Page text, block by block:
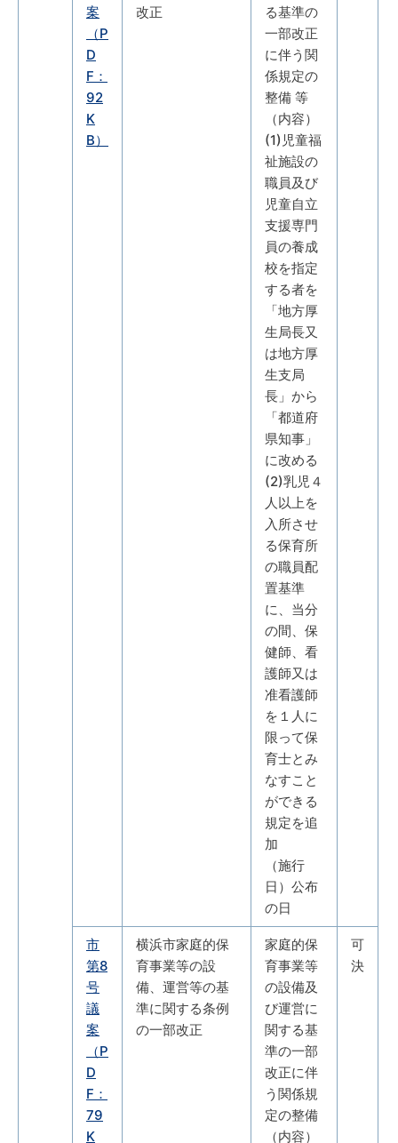
案
（P
D
F：
92
K
B）
改正
る基準の
一部改正
に伴う関
係規定の
整備 等
（内容）
(1)児童福
祉施設の
職員及び
児童自立
支援専門
員の養成
校を指定
する者を
「地方厚
生局長又
は地方厚
生支局
長」から
「都道府
県知事」
に改める
(2)乳児４
人以上を
入所させ
る保育所
の職員配
置基準
に、当分
の間、保
健師、看
護師又は
准看護師
を１人に
限って保
育士とみ
なすこと
ができる
規定を追
加
（施行
日）公布
の日
市
第8
号
議
案
（P
D
F：
79
K
横浜市家庭的保
育事業等の設
備、運営等の基
準に関する条例
の一部改正
家庭的保
育事業等
の設備及
び運営に
関する基
準の一部
改正に伴
う関係規
定の整備
（内容）
可
決